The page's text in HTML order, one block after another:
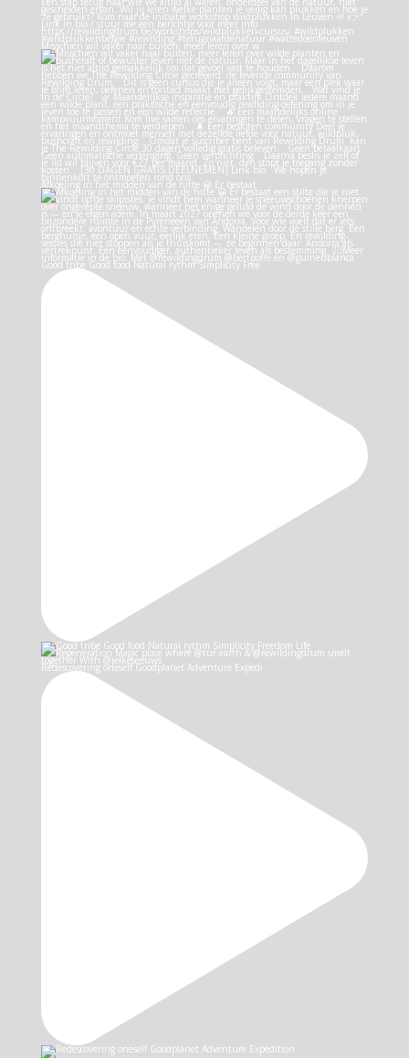
Misschien wil vaker naar buiten, meer leren over w
Afkoeling in het midden van de hitte 😀 Er bestaat
Good tribe Good food Natural rythm Simplicity Free
Redescovering oneself Goodplanet Adventure Expedi